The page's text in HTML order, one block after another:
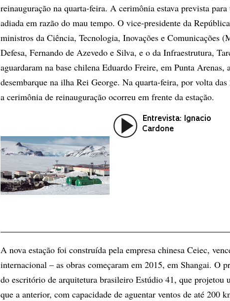
reinauguração na quarta-feira. A cerimônia estava prevista
adiada em razão do mau tempo. O vice-presidente da
ministros da Ciência, Tecnologia, Inovações e Comunicações
Defesa, Fernando de Azevedo e Silva, e o da Infraestrutura,
aguardaram na base chilena Eduardo Freire, em Punta Arenas,
desembarque na ilha Rei George. Na quarta-feira, por volta
a cerimônia de reinauguração ocorreu em frente da estação.
Entrevista: Ignacio
Cardone
A nova estação foi construída pela empresa chinesa Ceiec,
internacional – as obras começaram em 2015, em Shangai. O
do escritório de arquitetura brasileiro Estúdio 41, que projetou
que a anterior, com capacidade de aguentar ventos de até 200